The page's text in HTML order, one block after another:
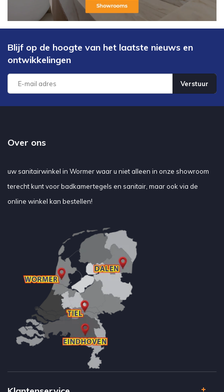
Blijf op de hoogte van het laatste nieuws en
ontwikkelingen
Verstuur
Over ons
uw sanitairwinkel in Wormer waar u niet alleen in onze showroom
terecht kunt voor badkamertegels en sanitair, maar ook via de
online winkel kan bestellen!